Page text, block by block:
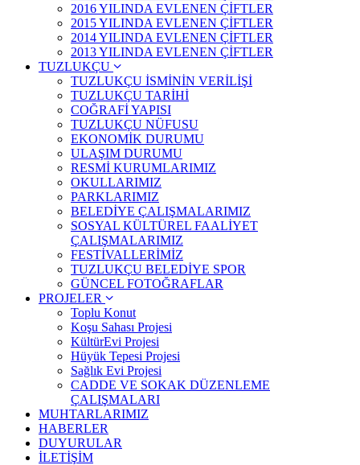
2016 YILINDA EVLENEN ÇİFTLER
2015 YILINDA EVLENEN ÇİFTLER
2014 YILINDA EVLENEN ÇİFTLER
2013 YILINDA EVLENEN ÇİFTLER
TUZLUKÇU
TUZLUKÇU İSMİNİN VERİLİŞİ
TUZLUKÇU TARİHİ
COĞRAFİ YAPISI
TUZLUKÇU NÜFUSU
EKONOMİK DURUMU
ULAŞIM DURUMU
RESMİ KURUMLARIMIZ
OKULLARIMIZ
PARKLARIMIZ
BELEDİYE ÇALIŞMALARIMIZ
SOSYAL KÜLTÜREL FAALİYET
ÇALIŞMALARIMIZ
FESTİVALLERİMİZ
TUZLUKÇU BELEDİYE SPOR
GÜNCEL FOTOĞRAFLAR
PROJELER
Toplu Konut
Koşu Sahası Projesi
KültürEvi Projesi
Hüyük Tepesi Projesi
Sağlık Evi Projesi
CADDE VE SOKAK DÜZENLEME
ÇALIŞMALARI
MUHTARLARIMIZ
HABERLER
DUYURULAR
İLETİŞİM